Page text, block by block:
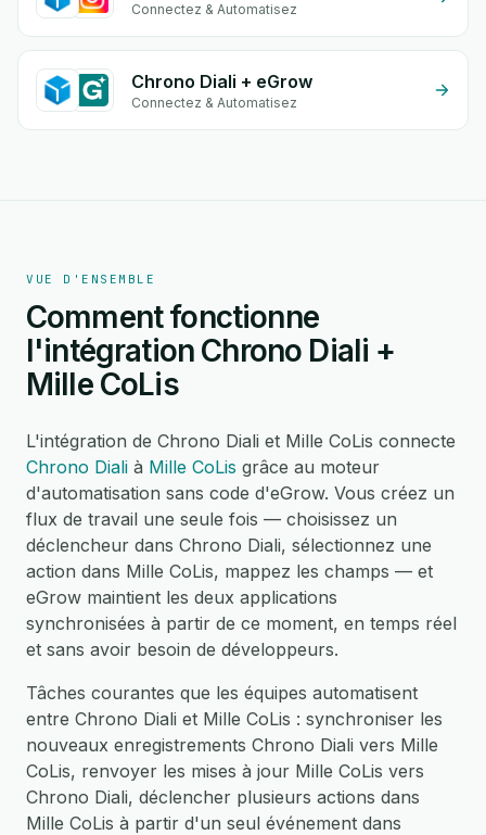
Connectez & Automatisez
Chrono Diali + eGrow
Connectez & Automatisez
VUE D'ENSEMBLE
Comment fonctionne
l'intégration Chrono Diali +
Mille CoLis
L'intégration de Chrono Diali et Mille CoLis connecte
Chrono Diali à Mille CoLis grâce au moteur
d'automatisation sans code d'eGrow. Vous créez un
flux de travail une seule fois — choisissez un
déclencheur dans Chrono Diali, sélectionnez une
action dans Mille CoLis, mappez les champs — et
eGrow maintient les deux applications
synchronisées à partir de ce moment, en temps réel
et sans avoir besoin de développeurs.
Tâches courantes que les équipes automatisent
entre Chrono Diali et Mille CoLis : synchroniser les
nouveaux enregistrements Chrono Diali vers Mille
CoLis, renvoyer les mises à jour Mille CoLis vers
Chrono Diali, déclencher plusieurs actions dans
Mille CoLis à partir d'un seul événement dans